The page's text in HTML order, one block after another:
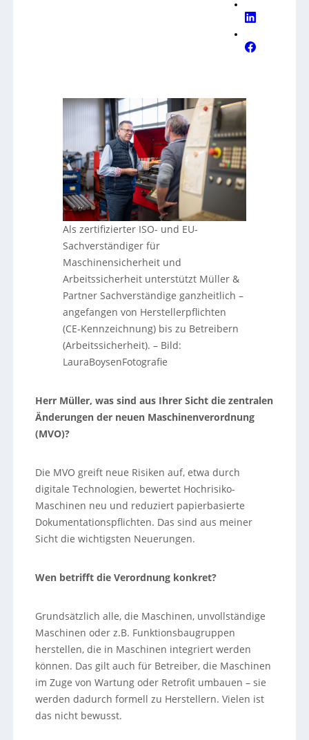
Als zertifizierter ISO- und EU-
Sachverständiger für
Maschinensicherheit und
Arbeitssicherheit unterstützt Müller &
Partner Sachverständige ganzheitlich –
angefangen von Herstellerpflichten
(CE-Kennzeichnung) bis zu Betreibern
(Arbeitssicherheit). – Bild:
LauraBoysenFotografie
Herr Müller, was sind aus Ihrer Sicht die zentralen
Änderungen der neuen Maschinenverordnung
(MVO)?
Die MVO greift neue Risiken auf, etwa durch
digitale Technologien, bewertet Hochrisiko-
Maschinen neu und reduziert papierbasierte
Dokumentationspflichten. Das sind aus meiner
Sicht die wichtigsten Neuerungen.
Wen betrifft die Verordnung konkret?
Grundsätzlich alle, die Maschinen, unvollständige
Maschinen oder z.B. Funktionsbaugruppen
herstellen, die in Maschinen integriert werden
können. Das gilt auch für Betreiber, die Maschinen
im Zuge von Wartung oder Retrofit umbauen – sie
werden dadurch formell zu Herstellern. Vielen ist
das nicht bewusst.